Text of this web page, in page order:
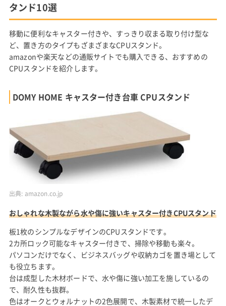
タンド10選
移動に便利なキャスター付きや、すっきり収まる取り付け型な
ど、置き方のタイプもざまざまなCPUスタンド。
amazonや楽天などの通販サイトでも購入できる、おすすめの
CPUスタンドを紹介します。
DOMY HOME キャスター付き台車 CPUスタンド
出典: amazon.co.jp
おしゃれな木製ながら水や傷に強いキャスター付きCPUスタンド
板1枚のシンプルなデザインのCPUスタンドです。
2カ所ロック可能なキャスター付きで、掃除や移動も楽々。
パソコンだけでなく、ビジネスバッグや収納カゴを置き場として
も役立ちます。
台は成型した木材ボードで、水や傷に強い加工を施しているの
で、耐久性も抜群。
色はオークとウォルナットの2色展開で、木製素材で統一したデ